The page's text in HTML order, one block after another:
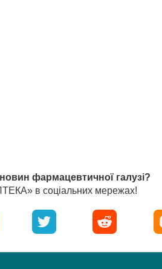
фармацевтичної галузі?
в соціальних мережах!